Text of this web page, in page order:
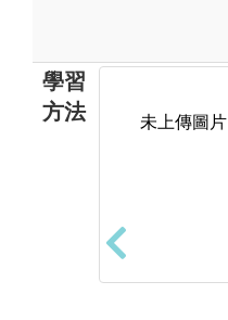
學習
方法
未上傳圖片